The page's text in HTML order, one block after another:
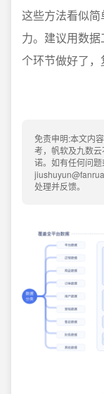
这些方法看似
力。建议用数
个环节做好了，
免责申明:本文内
考，帆软及九数
诺。如有任何问
处理并反馈。